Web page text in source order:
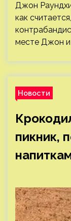
Джон
как
месте Джон и
Новости
пикник,